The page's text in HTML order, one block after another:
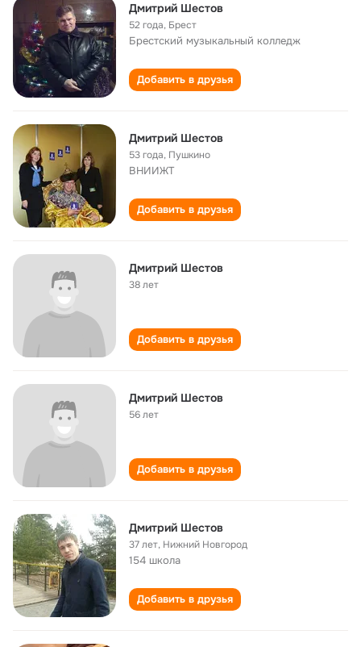
Дмитрий Шестов
52 года, Брест
Брестский музыкальный колледж
Добавить в друзья
Дмитрий Шестов
53 года, Пушкино
ВНИИЖТ
Добавить в друзья
Дмитрий Шестов
38 лет
Добавить в друзья
Дмитрий Шестов
56 лет
Добавить в друзья
Дмитрий Шестов
37 лет, Нижний Новгород
154 школа
Добавить в друзья